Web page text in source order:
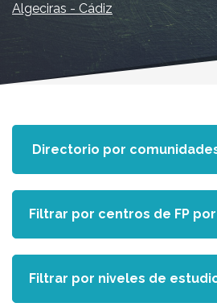
Algeciras - Cádiz
Filtrar por centros de FP
Filtrar por niveles de